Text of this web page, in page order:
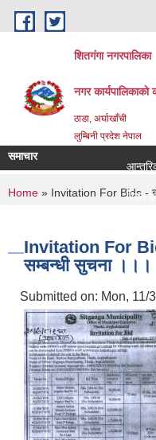
Skip to main content
शितगंगा नगरपालिका
नगर कार्यपालिकाकाे
ठाडा, अर्घाखाँची
लुम्बिनी प्रदेश नेपाल
समाचार
आन्तरिक
रिक्त
You are here
Home » Invitation For Bids -
Invitation For
सम्बन्धी सुचना ।।।
Submitted on: Mon, 11/